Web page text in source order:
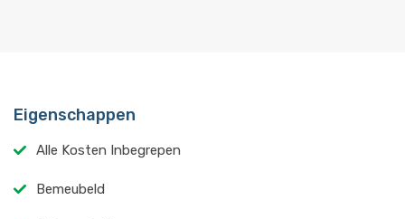
Eigenschappen
Alle Kosten Inbegrepen
Bemeubeld